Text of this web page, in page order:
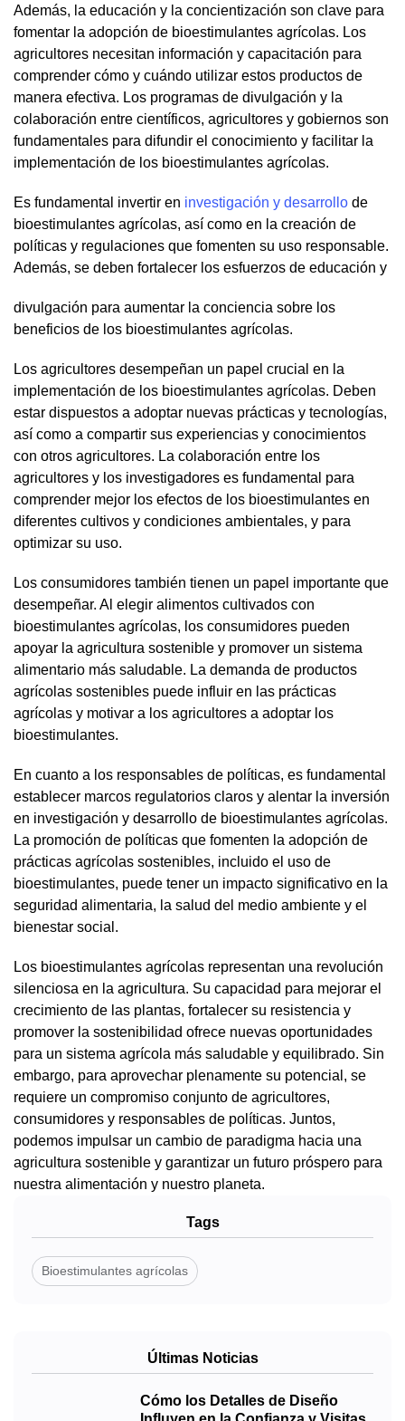
Además, la educación y la concientización son clave para
fomentar la adopción de bioestimulantes agrícolas. Los
agricultores necesitan información y capacitación para
comprender cómo y cuándo utilizar estos productos de
manera efectiva. Los programas de divulgación y la
colaboración entre científicos, agricultores y gobiernos son
fundamentales para difundir el conocimiento y facilitar la
implementación de los bioestimulantes agrícolas.
Es fundamental invertir en investigación y desarrollo de
bioestimulantes agrícolas, así como en la creación de
políticas y regulaciones que fomenten su uso responsable.
Además, se deben fortalecer los esfuerzos de educación y
divulgación para aumentar la conciencia sobre los
beneficios de los bioestimulantes agrícolas.
Los agricultores desempeñan un papel crucial en la
implementación de los bioestimulantes agrícolas. Deben
estar dispuestos a adoptar nuevas prácticas y tecnologías,
así como a compartir sus experiencias y conocimientos
con otros agricultores. La colaboración entre los
agricultores y los investigadores es fundamental para
comprender mejor los efectos de los bioestimulantes en
diferentes cultivos y condiciones ambientales, y para
optimizar su uso.
Los consumidores también tienen un papel importante que
desempeñar. Al elegir alimentos cultivados con
bioestimulantes agrícolas, los consumidores pueden
apoyar la agricultura sostenible y promover un sistema
alimentario más saludable. La demanda de productos
agrícolas sostenibles puede influir en las prácticas
agrícolas y motivar a los agricultores a adoptar los
bioestimulantes.
En cuanto a los responsables de políticas, es fundamental
establecer marcos regulatorios claros y alentar la inversión
en investigación y desarrollo de bioestimulantes agrícolas.
La promoción de políticas que fomenten la adopción de
prácticas agrícolas sostenibles, incluido el uso de
bioestimulantes, puede tener un impacto significativo en la
seguridad alimentaria, la salud del medio ambiente y el
bienestar social.
Los bioestimulantes agrícolas representan una revolución
silenciosa en la agricultura. Su capacidad para mejorar el
crecimiento de las plantas, fortalecer su resistencia y
promover la sostenibilidad ofrece nuevas oportunidades
para un sistema agrícola más saludable y equilibrado. Sin
embargo, para aprovechar plenamente su potencial, se
requiere un compromiso conjunto de agricultores,
consumidores y responsables de políticas. Juntos,
podemos impulsar un cambio de paradigma hacia una
agricultura sostenible y garantizar un futuro próspero para
nuestra alimentación y nuestro planeta.
Tags
Bioestimulantes agrícolas
Últimas Noticias
Cómo los Detalles de Diseño